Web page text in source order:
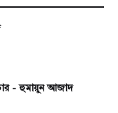
- হুমায়ুন আজাদ